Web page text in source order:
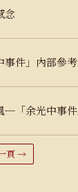
念
事件」內部參
─「余光中事
頁 →